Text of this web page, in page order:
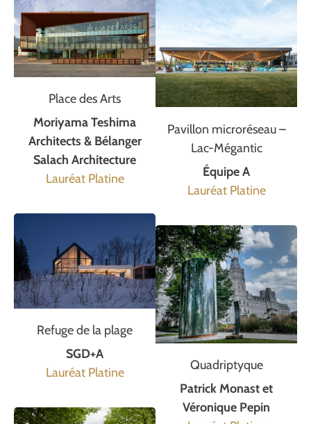
Place des Arts
Moriyama Teshima
Architects & Bélanger
Salach Architecture
Lauréat Platine
Refuge de la plage
SGD+A
Lauréat Platine
Pavillon microréseau –
Lac-Mégantic
Équipe A
Lauréat Platine
Quadriptyque
Patrick Monast et
Véronique Pepin